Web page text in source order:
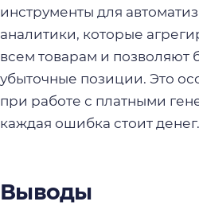
инструменты для
аналитики, которые
всем товарам и позволяют
убыточные позиции. Это
при работе с платными
каждая ошибка стоит денег.
Выводы